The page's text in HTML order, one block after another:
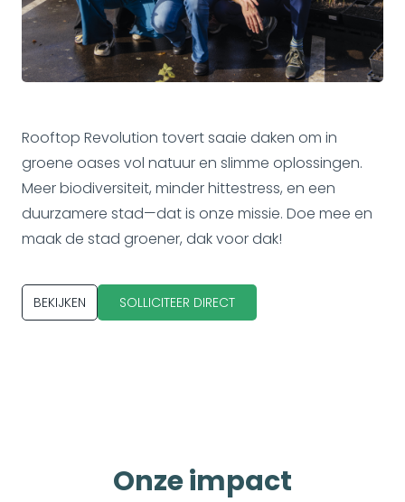
Rooftop Revolution tovert saaie daken om in
groene oases vol natuur en slimme oplossingen.
Meer biodiversiteit, minder hittestress, en een
duurzamere stad—dat is onze missie. Doe mee en
maak de stad groener, dak voor dak!
BEKIJKEN SOLLICITEER DIRECT
Onze impact